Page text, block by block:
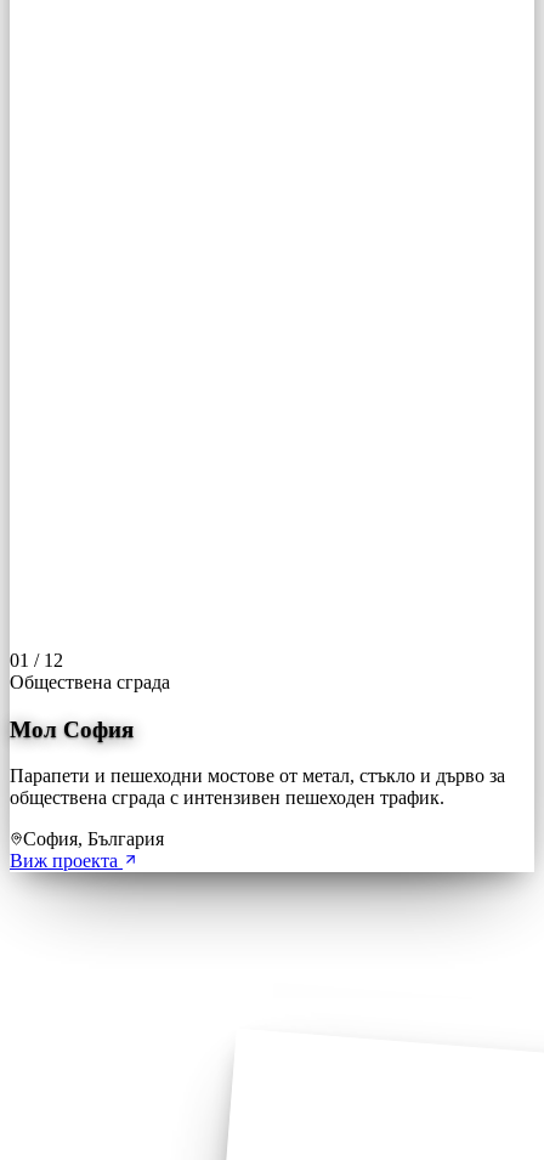
01 / 12
Обществена сграда
Мол София
Парапети и пешеходни мостове от метал, стъкло и дърво за
обществена сграда с интензивен пешеходен трафик.
София, България
Виж проекта